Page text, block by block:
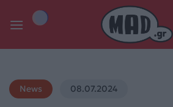
News 08.07.2024